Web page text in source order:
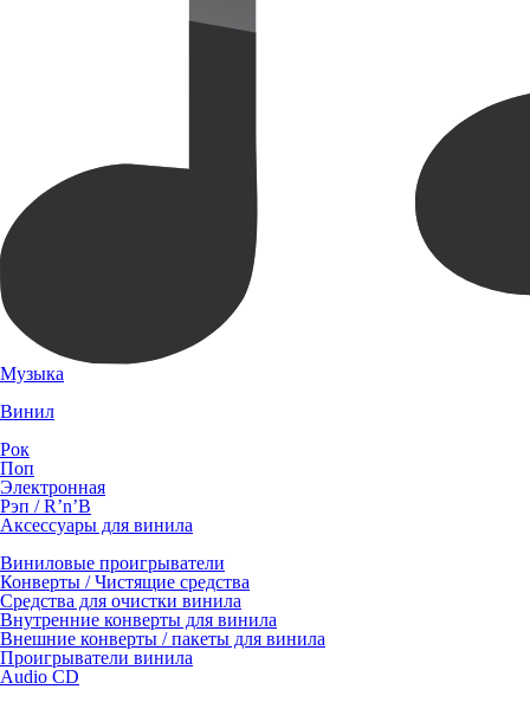
Музыка
Винил
Рок
Поп
Электронная
Рэп / R’n’B
Аксессуары для винила
Виниловые проигрыватели
Конверты / Чистящие средства
Средства для очистки винила
Внутренние конверты для винила
Внешние конверты / пакеты для винила
Проигрыватели винила
Audio CD